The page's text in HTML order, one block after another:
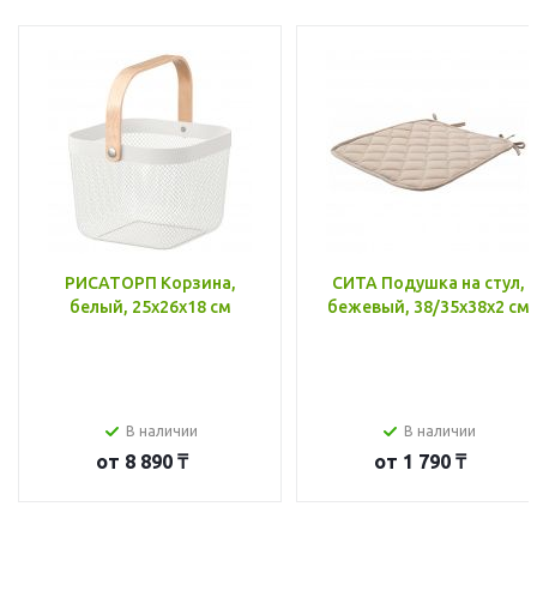
РИСАТОРП Корзина,
белый, 25x26x18 см
В наличии
от 8 890 ₸
СИТА Подушка на стул,
бежевый, 38/35x38x2 см
В наличии
от 1 790 ₸